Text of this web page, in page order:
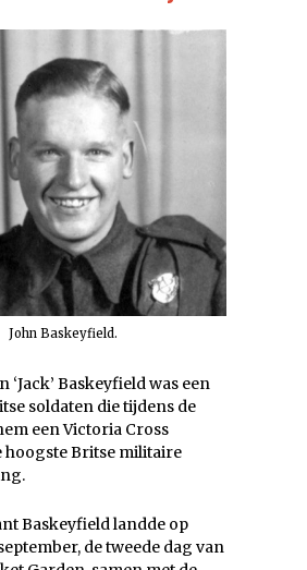
John Baskeyfield.
‘Jack’ Baskeyfield was een
soldaten die tijdens de
een Victoria Cross
hoogste Britse militaire
Baskeyfield landde op
de tweede dag van